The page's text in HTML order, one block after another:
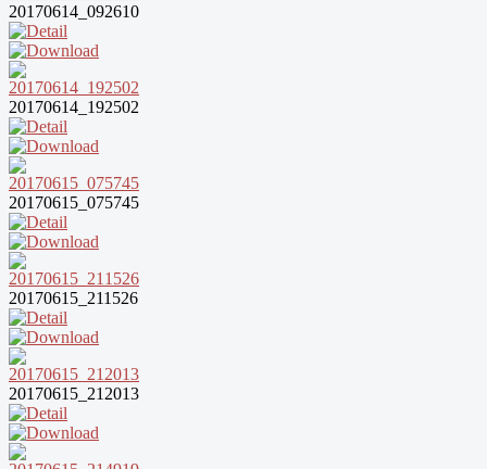
20170614_092610
20170614_192502
20170615_075745
20170615_211526
20170615_212013